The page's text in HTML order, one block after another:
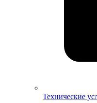
Технические